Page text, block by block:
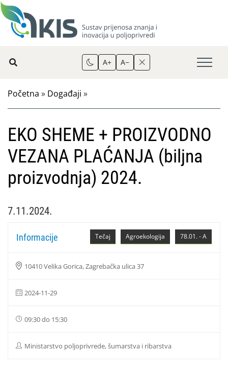
A+ A−
Početna » Događaji »
EKO SHEME + PROIZVODNO
VEZANA PLAĆANJA (biljna
proizvodnja) 2024.
7.11.2024.
78.01. - A
Agroekologija
Tečaj
Informacije
10410 Velika Gorica, Zagrebačka ulica 37
2024-11-29
09:30 do 15:30
Ministarstvo poljoprivrede, šumarstva i ribarstva